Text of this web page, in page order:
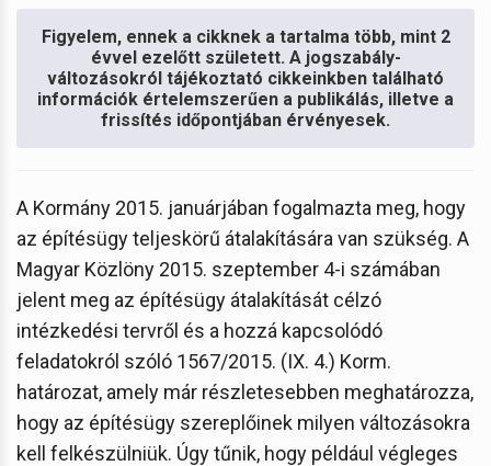
Figyelem, ennek a cikknek a tartalma több, mint 2
évvel ezelőtt született. A jogszabály-
változásokról tájékoztató cikkeinkben található
információk értelemszerűen a publikálás, illetve a
frissítés időpontjában érvényesek.
A Kormány 2015. januárjában fogalmazta meg, hogy
az építésügy teljeskörű átalakítására van szükség. A
Magyar Közlöny 2015. szeptember 4-i számában
jelent meg az építésügy átalakítását célzó
intézkedési tervről és a hozzá kapcsolódó
feladatokról szóló 1567/2015. (IX. 4.) Korm.
határozat, amely már részletesebben meghatározza,
hogy az építésügy szereplőinek milyen változásokra
kell felkészülniük. Úgy tűnik, hogy például végleges